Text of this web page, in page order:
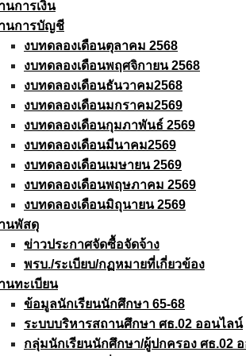
นการเงิน
นการบัญชี
งบทดลองเดือนตุลาคม 2568
งบทดลองเดือนพฤศจิกายน 2568
งบทดลองเดือนธันวาคม2568
งบทดลองเดือนมกราคม2569
งบทดลองเดือนกุมภาพันธ์ 2569
งบทดลองเดือนมีนาคม2569
งบทดลองเดือนเมษายน 2569
งบทดลองเดือนพฤษภาคม 2569
งบทดลองเดือนมิถุนายน 2569
นพัสดุ
ข่าวประกาศจัดซื้อจัดจ้าง
พรบ./ระเบียบ/กฏหมายที่เกี่ยวข้อง
นทะเบียน
ข้อมูลนักเรียนนักศึกษา 65-68
ระบบบริหารสถานศึกษา ศธ.02 ออนไลน์
กลุ่มนักเรียนนักศึกษา/ผู้ปกครอง ศธ.02